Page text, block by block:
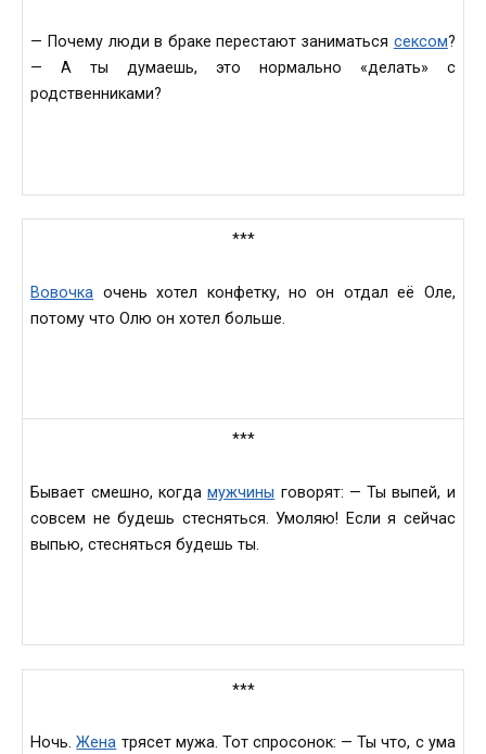
— Почему люди в браке перестают заниматься сексом?
— А ты думаешь, это нормально «делать» с
родственниками?
***
Вовочка очень хотел конфетку, но он отдал её Оле,
потому что Олю он хотел больше.
***
Бывает смешно, когдамужчины говорят: — Ты выпей, и
совсем не будешь стесняться. Умоляю! Если я сейчас
выпью, стесняться будешь ты.
***
Ночь.Жена трясет мужа. Тот спросонок: — Ты что, с ума